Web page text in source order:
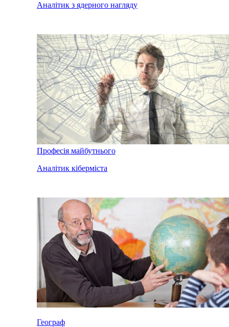
Аналітик з ядерного нагляду
Професія майбутнього
Аналітик кіберміста
Географ